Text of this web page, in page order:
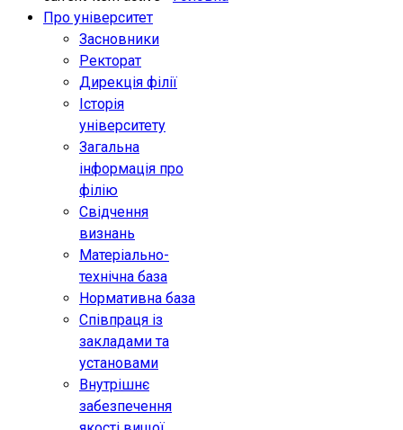
Про університет
Засновники
Ректорат
Дирекція філії
Історія
університету
Загальна
інформація про
філію
Свідчення
визнань
Матеріально-
технічна база
Нормативна база
Співпраця із
закладами та
установами
Внутрішнє
забезпечення